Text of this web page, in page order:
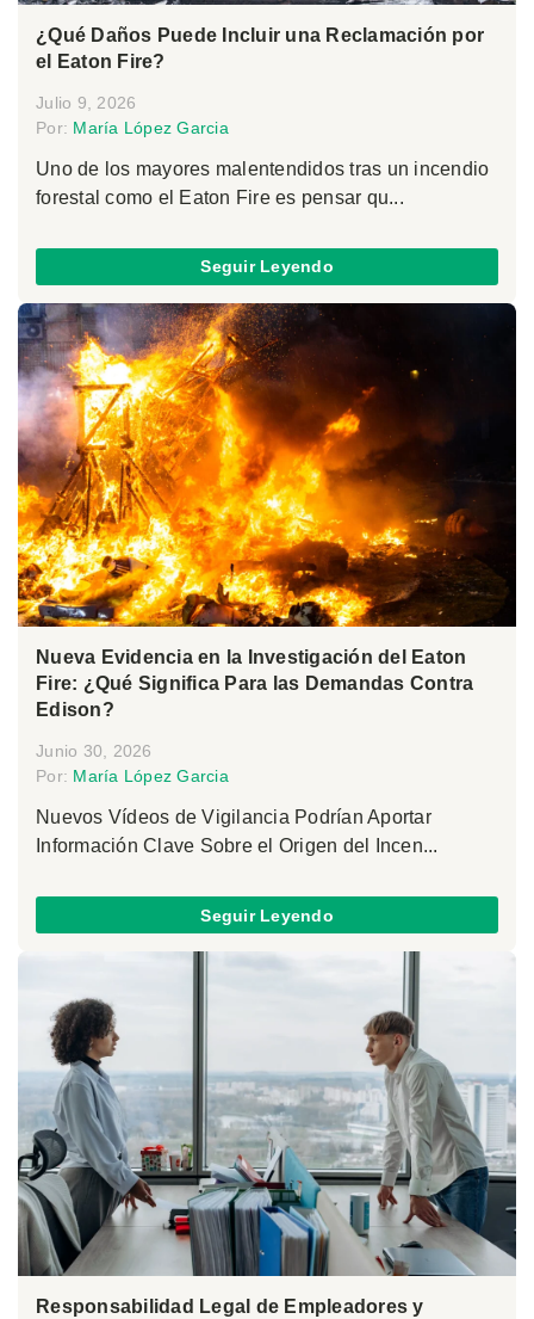
¿Qué Daños Puede Incluir una Reclamación por
el Eaton Fire?
Julio 9, 2026
Por: María López Garcia
Uno de los mayores malentendidos tras un incendio
forestal como el Eaton Fire es pensar qu...
Seguir Leyendo
Nueva Evidencia en la Investigación del Eaton
Fire: ¿Qué Significa Para las Demandas Contra
Edison?
Junio 30, 2026
Por: María López Garcia
Nuevos Vídeos de Vigilancia Podrían Aportar
Información Clave Sobre el Origen del Incen...
Seguir Leyendo
Responsabilidad Legal de Empleadores y